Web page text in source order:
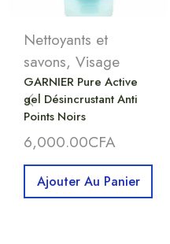
Nettoyants et
savons, Visage
GARNIER Pure Active
gel Désincrustant Anti
Points Noirs
6,000.00CFA
Ajouter Au Panier